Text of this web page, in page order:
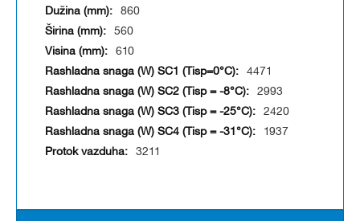
860
560
610
4471
2993
2420
1937
3211